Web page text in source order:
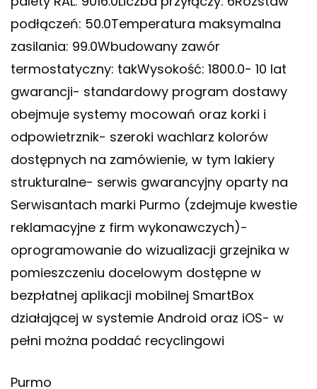
podłączeń: 50.0Temperatura maksymalna
zasilania: 99.0Wbudowany zawór
termostatyczny: takWysokość: 1800.0- 10 lat
gwarancji- standardowy program dostawy
obejmuje systemy mocowań oraz korki i
odpowietrznik- szeroki wachlarz kolorów
dostępnych na zamówienie, w tym lakiery
strukturalne- serwis gwarancyjny oparty na
Serwisantach marki Purmo (zdejmuje kwestie
reklamacyjne z firm wykonawczych)-
oprogramowanie do wizualizacji grzejnika w
pomieszczeniu docelowym dostępne w
bezpłatnej aplikacji mobilnej SmartBox
działającej w systemie Android oraz iOS- w
pełni można poddać recyclingowi
Purmo